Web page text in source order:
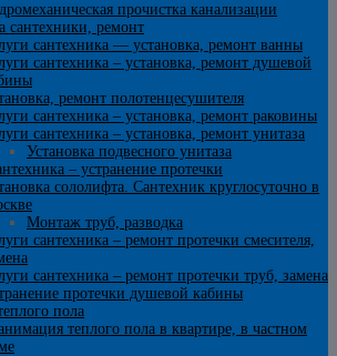
прочистка канализации
сантехники, ремонт
сантехника — установка, ремонт ванны
сантехника – установка, ремонт душевой
ремонт полотенцесушителя
сантехника – установка, ремонт раковины
сантехника – установка, ремонт унитаза
Установка подвесного унитаза
– устранение протечки
сололифта. Сантехник круглосуточно в
Монтаж труб, разводка
сантехника – ремонт протечки смесителя,
сантехника – ремонт протечки труб, замена
протечки душевой кабины
пола
теплого пола в квартире, в частном